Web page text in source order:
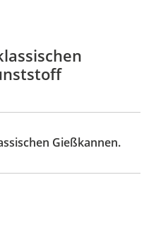
Gießkannen.